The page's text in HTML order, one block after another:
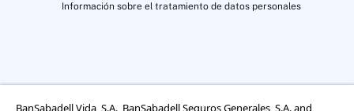
Información sobre el tratamiento de datos personales
BanSabadell Vida, S.A., BanSabadell Seguros Generales, S.A. and